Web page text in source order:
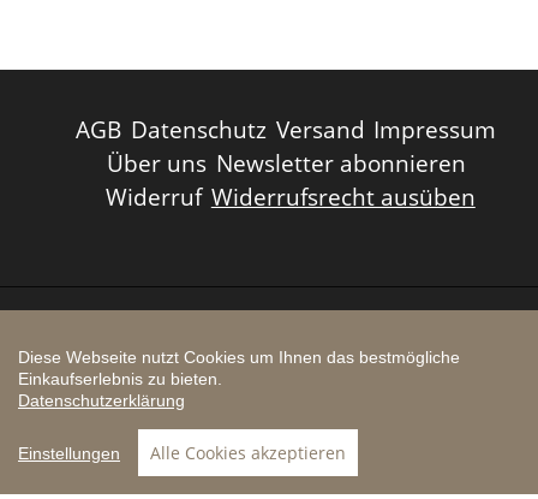
AGB Datenschutz Versand Impressum
Über uns Newsletter abonnieren
Widerruf Widerrufsrecht ausüben
Zahlungsarten
PinterestInstagram
Diese Webseite nutzt Cookies um Ihnen das bestmögliche
Einkaufserlebnis zu bieten.
Datenschutzerklärung
Einstellungen Alle Cookies akzeptieren